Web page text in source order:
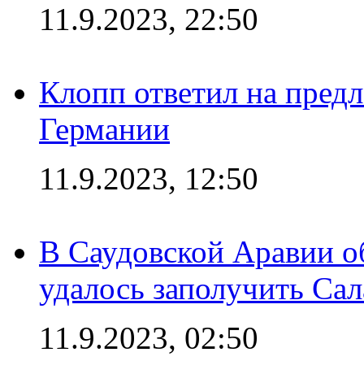
11.9.2023, 22:50
Клопп ответил на
Германии
11.9.2023, 12:50
В Саудовской Аравии
удалось заполучить
11.9.2023, 02:50